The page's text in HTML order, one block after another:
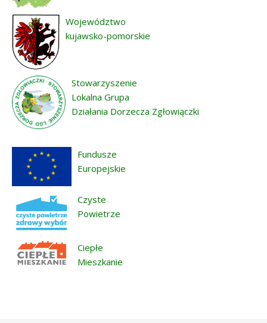
Województwo
kujawsko-pomorskie
Stowarzyszenie
Lokalna Grupa
Działania Dorzecza Zgłowiączki
Fundusze
Europejskie
Czyste
Powietrze
Ciepłe
Mieszkanie